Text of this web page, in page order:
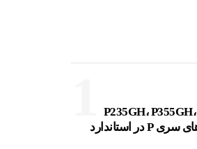
مقایسه جامع گریدهای P235GH، P355GH،
P460NL1 و دیگر ورق‌های سری P در استاندارد